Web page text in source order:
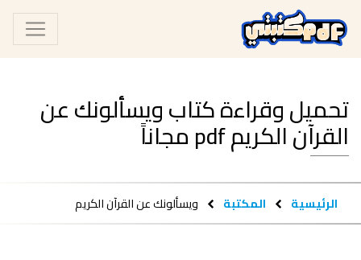
تحميل وقراءة كتاب ويسألونك عن
القرآن الكريم pdf مجاناً
الرئيسية المكتبة ويسألونك عن القرآن الكريم